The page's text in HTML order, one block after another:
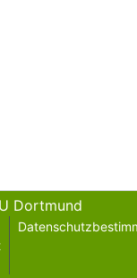
Dortmund